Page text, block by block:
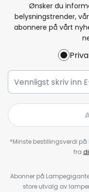
Ønsker du
belysningstrender,
abonnere på vårt
*Minste bestillingsverdi på
fra
Abonner på
store utvalg av